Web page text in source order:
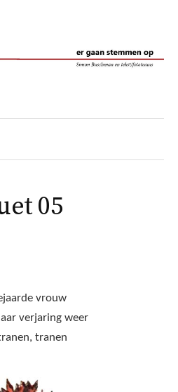
05
vrouw
verjaring weer
tranen